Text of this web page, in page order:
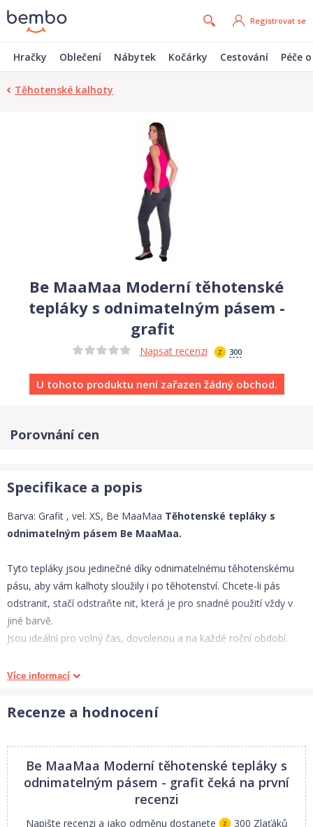
Registrovat se
Hračky Oblečení Nábytek Kočárky Cestování Péče
Těhotenské kalhoty
Be MaaMaa Moderní těhotenské
tepláky s odnimatelným pásem -
grafit
Napsat recenzi 300
U tohoto produktu není zařazen žádný obchod.
Porovnání cen
Specifikace a popis
Barva: Grafit , vel. XS, Be MaaMaa Těhotenské tepláky s
odnimatelným pásem Be MaaMaa.
Tyto tepláky jsou jedinečné díky odnimatelnému těhotenskému
pásu, aby vám kalhoty sloužily i po těhotenství. Chcete-li pás
odstranit, stačí odstraňte nit, která je pro snadné použití vždy v
jiné barvě.
Jsou ideální pro volný čas, dovolenou a na každé roční období.
Materiál:100% bavlna
Nabízíme ve vel.XS - XXL
Rozměry:
Více informací
Recenze a hodnocení
Be MaaMaa Moderní těhotenské tepláky s
odnimatelným pásem - grafit čeká na první
recenzi
Napište recenzi a jako odměnu dostanete
300 Zlaťáků